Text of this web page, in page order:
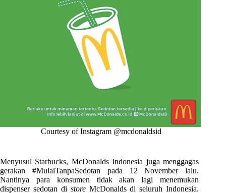
Courtesy of Instagram @mcdonaldsid
Menyusul Starbucks, McDonalds Indonesia juga menggagas
gerakan #MulaiTanpaSedotan pada 12 November lalu.
Nantinya para konsumen tidak akan lagi menemukan
dispenser sedotan di storeMcDonalds di seluruh Indonesia.